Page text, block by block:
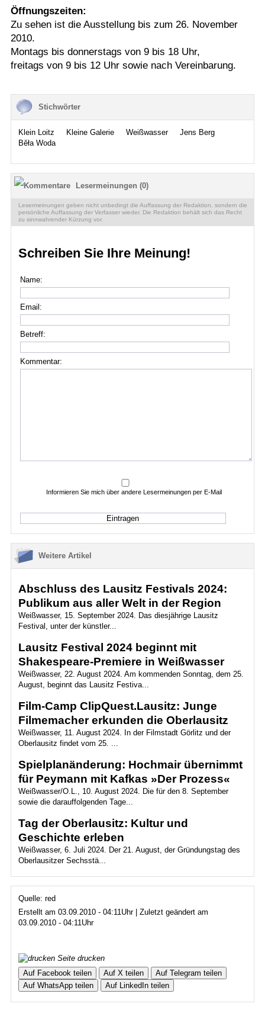
Öffnungszeiten:
Zu sehen ist die Ausstellung bis zum 26. November
2010.
Montags bis donnerstags von 9 bis 18 Uhr,
freitags von 9 bis 12 Uhr sowie nach Vereinbarung.
Stichwörter
Klein Loitz Kleine Galerie Weißwasser
Jens Berg
Běła Woda
Lesermeinungen (0)
Lesermeinungen geben nicht unbedingt die Auffassung der Redaktion, sondern die
persönliche Auffassung der Verfasser wieder. Die Redaktion behält sich das Recht
zu sinnwahrender Kürzung vor.
Schreiben Sie Ihre Meinung!
Name:
Email:
Betreff:
Kommentar:
Informieren Sie mich über andere Lesermeinungen per E-Mail
Weitere Artikel
Abschluss des Lausitz Festivals 2024:
Publikum aus aller Welt in der Region
Weißwasser, 15. September 2024. Das diesjährige Lausitz
Festival, unter der künstler...
Lausitz Festival 2024 beginnt mit
Shakespeare-Premiere in Weißwasser
Weißwasser, 22. August 2024. Am kommenden Sonntag, dem 25.
August, beginnt das Lausitz Festiva...
Film-Camp ClipQuest.Lausitz: Junge
Filmemacher erkunden die Oberlausitz
Weißwasser, 11. August 2024. In der Filmstadt Görlitz und der
Oberlausitz findet vom 25. ...
Spielplanänderung: Hochmair übernimmt
für Peymann mit Kafkas »Der Prozess«
Weißwasser/O.L., 10. August 2024. Die für den 8. September
sowie die darauffolgenden Tage...
Tag der Oberlausitz: Kultur und
Geschichte erleben
Weißwasser, 6. Juli 2024. Der 21. August, der Gründungstag des
Oberlausitzer Sechsstä...
Quelle: red
Erstellt am 03.09.2010 - 04:11Uhr | Zuletzt geändert am
03.09.2010 - 04:11Uhr
Seite drucken
Auf Facebook teilen
Auf X teilen
Auf Telegram teilen
Auf WhatsApp teilen
Auf LinkedIn teilen